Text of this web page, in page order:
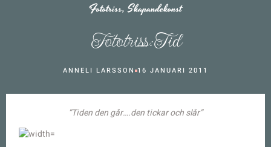
Fototriss,Skapandekonst
Fototriss: Tid
ANNELI LARSSON 16 JANUARI 2011
”Tiden den går….den tickar och slår”